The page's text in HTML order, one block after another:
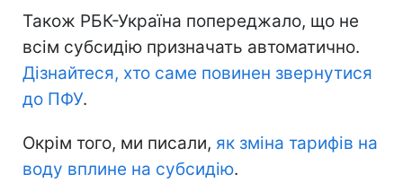
Також РБК-Україна попереджало, що не
всім субсидію призначать автоматично.
Дізнайтеся, хто саме повинен звернутися
до ПФУ.
Окрім того, ми писали, як зміна тарифів на
воду вплине на субсидію.